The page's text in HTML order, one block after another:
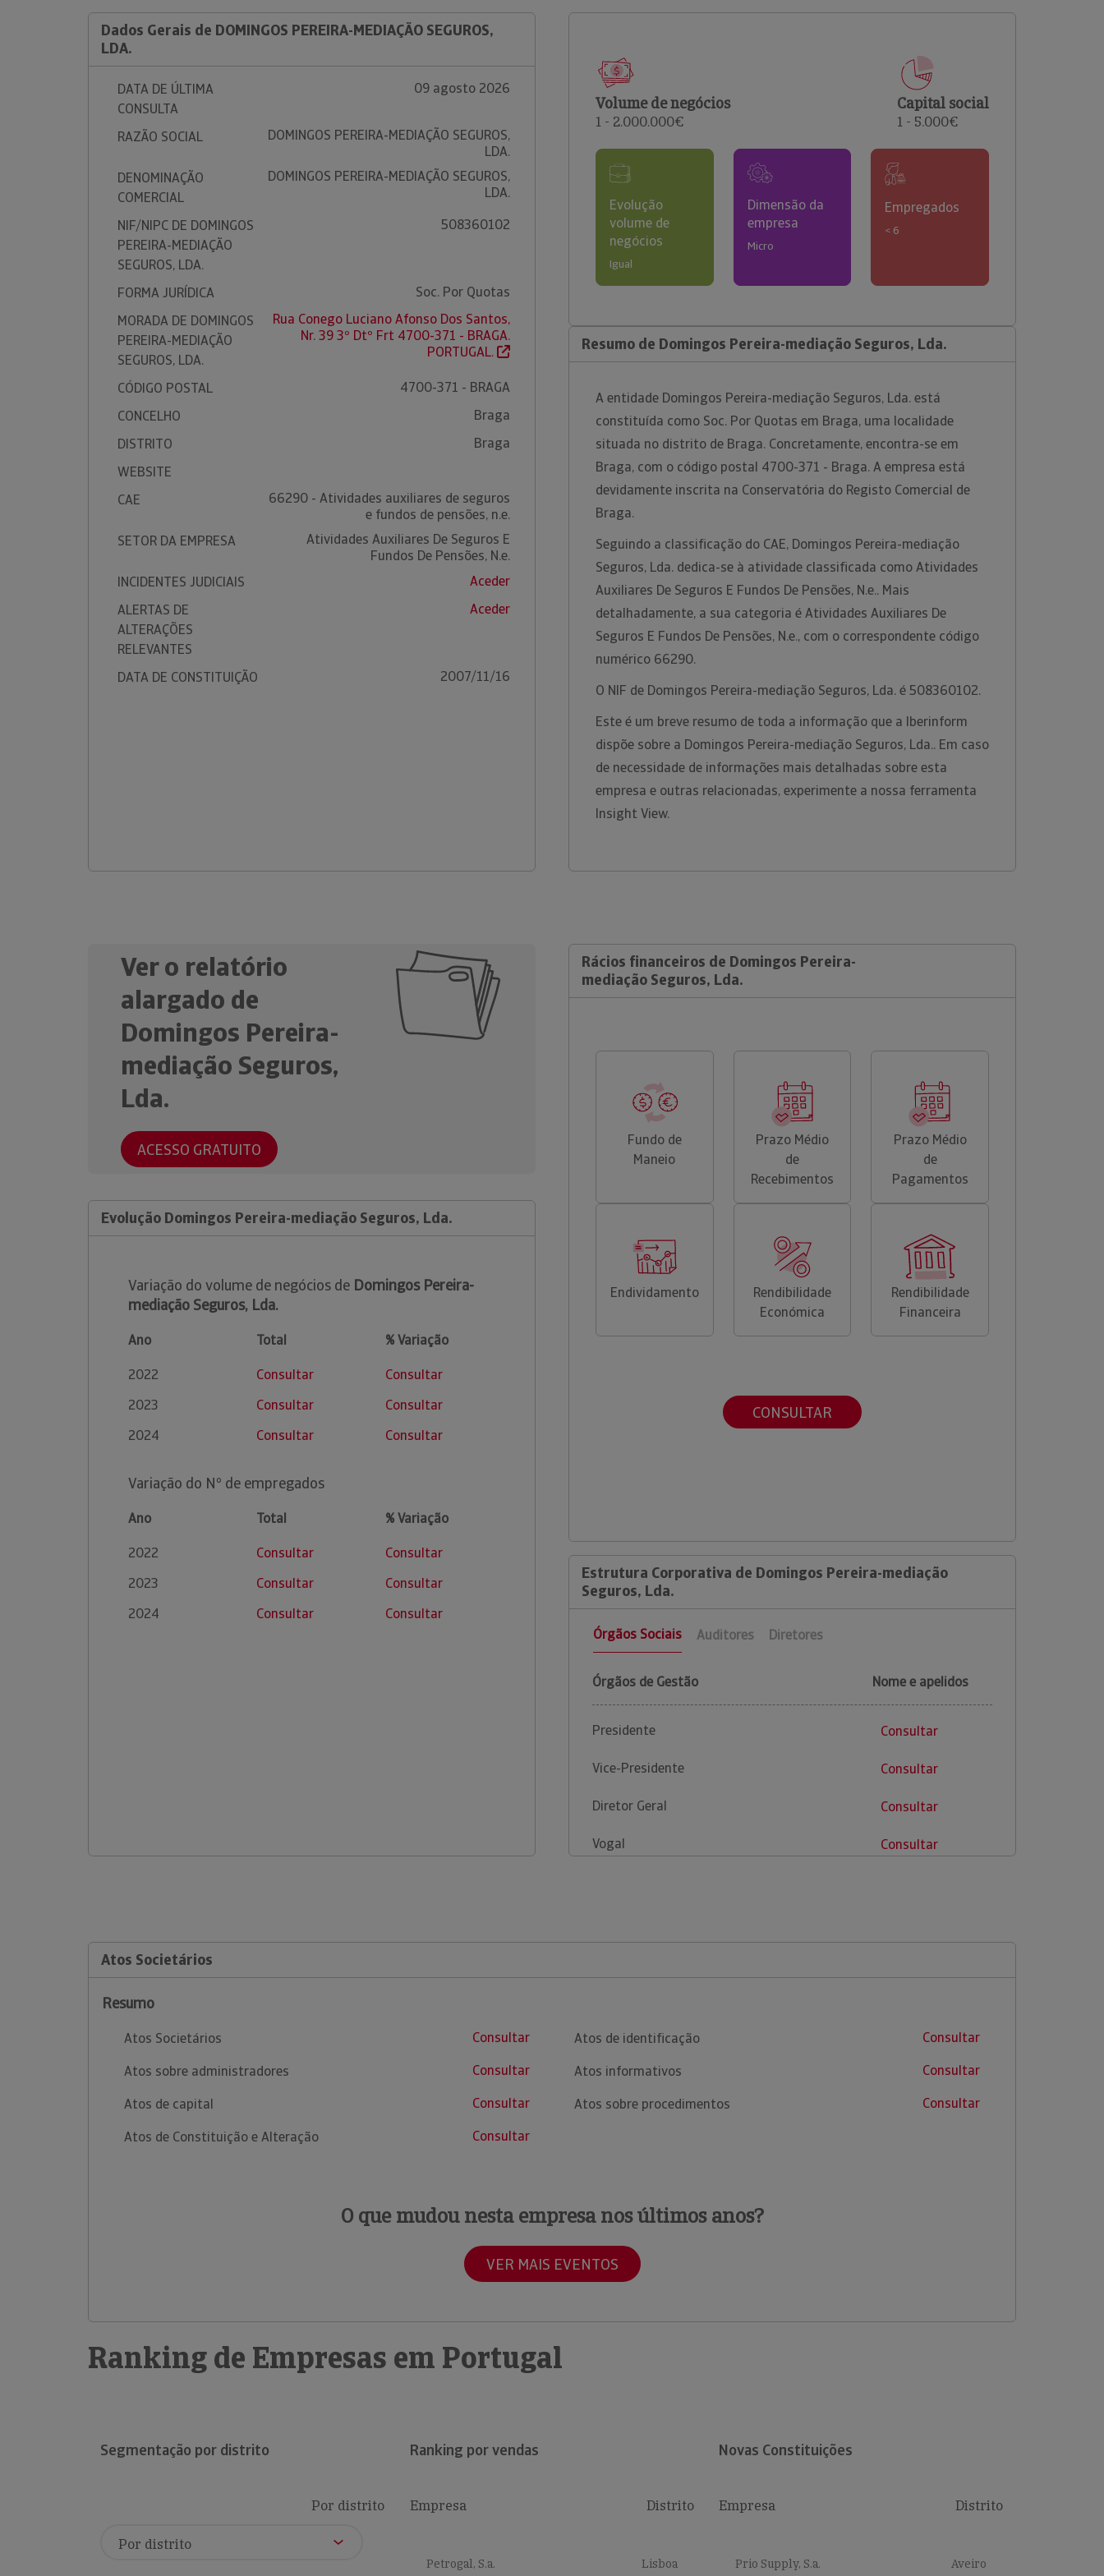
comerciais e analisar o risco de incumprimento dos
Dados Gerais de DOMINGOS PEREIRA-MEDIAÇÃO SEGUROS,
LDA.
DATA DE ÚLTIMA
CONSULTA
09 agosto 2026
RAZÃO SOCIAL
DOMINGOS PEREIRA-MEDIAÇÃO SEGUROS,
LDA.
DENOMINAÇÃO
COMERCIAL
DOMINGOS PEREIRA-MEDIAÇÃO SEGUROS,
LDA.
NIF/NIPC DE DOMINGOS
PEREIRA-MEDIAÇÃO
SEGUROS, LDA.
508360102
FORMA JURÍDICA
Soc. Por Quotas
MORADA DE DOMINGOS
PEREIRA-MEDIAÇÃO
SEGUROS, LDA.
Rua Conego Luciano Afonso Dos Santos,
Nr. 39 3º Dtº Frt 4700-371 - BRAGA.
PORTUGAL.
CÓDIGO POSTAL
4700-371 - BRAGA
CONCELHO
Braga
DISTRITO
Braga
WEBSITE
CAE
66290 - Atividades auxiliares de seguros
e fundos de pensões, n.e.
SETOR DA EMPRESA
Atividades Auxiliares De Seguros E
Fundos De Pensões, N.e.
INCIDENTES JUDICIAIS
Aceder
ALERTAS DE
ALTERAÇÕES
RELEVANTES
Aceder
DATA DE CONSTITUIÇÃO 2007/11/16
Volume de negócios
1 - 2.000.000€
Capital social
1 - 5.000€
Evolução
volume de
negócios
Igual
Dimensão da
empresa
Micro
Empregados
< 6
Resumo de Domingos Pereira-mediação Seguros, Lda.
A entidade Domingos Pereira-mediação Seguros, Lda. está
constituída como Soc. Por Quotas em Braga, uma localidade
situada no distrito de Braga. Concretamente, encontra-se em
Braga, com o código postal 4700-371 - Braga. A empresa está
devidamente inscrita na Conservatória do Registo Comercial de
Braga.
Seguindo a classificação do CAE, Domingos Pereira-mediação
Seguros, Lda. dedica-se à atividade classificada como Atividades
Auxiliares De Seguros E Fundos De Pensões, N.e.. Mais
detalhadamente, a sua categoria é Atividades Auxiliares De
Seguros E Fundos De Pensões, N.e., com o correspondente código
numérico 66290.
O NIF de Domingos Pereira-mediação Seguros, Lda. é 508360102.
Este é um breve resumo de toda a informação que a Iberinform
dispõe sobre a Domingos Pereira-mediação Seguros, Lda.. Em caso
de necessidade de informações mais detalhadas sobre esta
empresa e outras relacionadas, experimente a nossa ferramenta
Insight View.
Ver o relatório
alargado de
Domingos Pereira-
mediação Seguros,
Lda.
ACESSO GRATUITO
Evolução Domingos Pereira-mediação Seguros, Lda.
Variação do volume de negócios de Domingos Pereira-
mediação Seguros, Lda.
Ano Total
% Variação
2022
Consultar
Consultar
2023
Consultar
Consultar
2024
Consultar Consultar
Variação do Nº de empregados
Ano Total
% Variação
2022
Consultar
Consultar
2023
Consultar
Consultar
2024
Consultar Consultar
Rácios financeiros de Domingos Pereira-
mediação Seguros, Lda.
Fundo de
Maneio
Prazo Médio
de
Recebimentos
Prazo Médio
de
Pagamentos
Endividamento
Rendibilidade
Económica
Rendibilidade
Financeira
CONSULTAR
Estrutura Corporativa de Domingos Pereira-mediação
Seguros, Lda.
Órgãos Sociais Auditores Diretores
Órgãos de Gestão Nome e apelidos
Presidente Consultar
Vice-Presidente Consultar
Diretor Geral Consultar
Vogal Consultar
Atos Societários
Resumo
Atos Societários
Consultar
Atos sobre administradores
Consultar
Atos de capital
Consultar
Atos de Constituição e Alteração
Consultar
Atos de identificação
Consultar
Atos informativos
Consultar
Atos sobre procedimentos
Consultar
O que mudou nesta empresa nos últimos anos?
VER MAIS EVENTOS
Ranking de Empresas em Portugal
Segmentação por distrito
Por distrito
Ranking por vendas
Empresa Distrito
Petrogal, S.a. Lisboa
Novas Constituições
Empresa Distrito
Prio Supply, S.a. Aveiro